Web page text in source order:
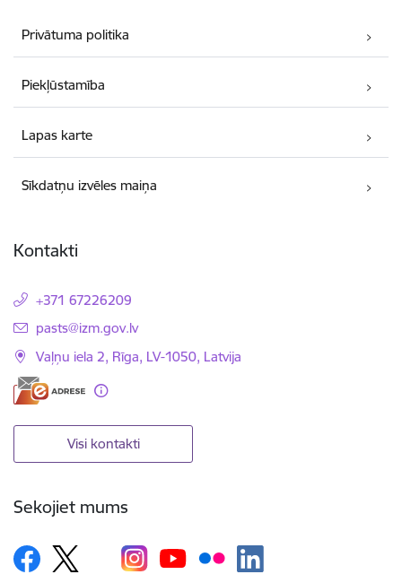
Privātuma politika
Piekļūstamība
Lapas karte
Sīkdatņu izvēles maiņa
Kontakti
+371 67226209
E-pasts:
pasts@izm.gov.lv
Vaļņu iela 2, Rīga, LV-1050, Latvija
Visi kontakti
Sekojiet mums